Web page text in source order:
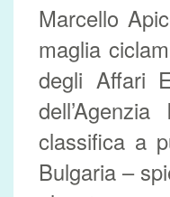
Marcello
maglia
degli Affari
classifica a
Bulgaria –